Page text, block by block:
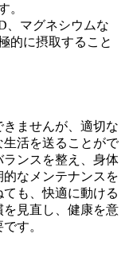
。
、マグネシウムな
的に摂取すること
ませんが、適切な
活を送ることがで
ンスを整え、身体
なメンテナンスを
も、快適に動ける
見直し、健康を意
す。